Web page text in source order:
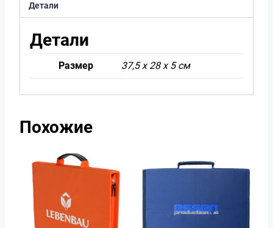
Детали
Детали
Размер 37,5 х 28 х 5 см
Похожие